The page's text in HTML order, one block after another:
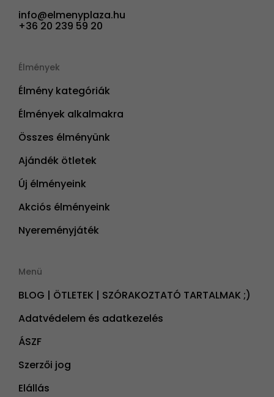
info@elmenyplaza.hu
+36 20 239 59 20
Élmények
Élmény kategóriák
Élmények alkalmakra
Összes élményünk
Ajándék ötletek
Új élményeink
Akciós élményeink
Nyereményjáték
Menü
BLOG | ÖTLETEK | SZÓRAKOZTATÓ TARTALMAK ;)
Adatvédelem és adatkezelés
ÁSZF
Szerzői jog
Elállás